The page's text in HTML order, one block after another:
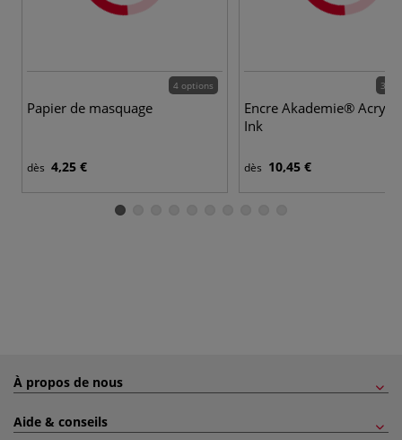
4 options
Papier de masquage
dès 4,25 €
36
Encre Akademie® Acryl
Ink
dès 10,45 €
À propos de nous
Aide & conseils